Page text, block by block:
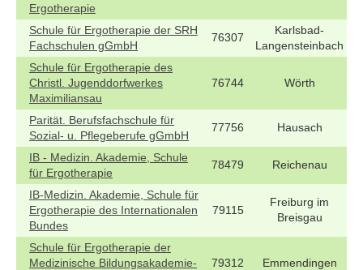
Ergotherapie
Schule für Ergotherapie der SRH
Fachschulen gGmbH
76307
Karlsbad-
Langensteinbach
Schule für Ergotherapie des
Christl. Jugenddorfwerkes
Maximiliansau
76744 Wörth
Parität. Berufsfachschule für
Sozial- u. Pflegeberufe gGmbH
77756 Hausach
IB - Medizin. Akademie, Schule
für Ergotherapie
78479 Reichenau
IB-Medizin. Akademie, Schule für
Ergotherapie des Internationalen
Bundes
79115
Freiburg im
Breisgau
Schule für Ergotherapie der
Medizinische Bildungsakademie-
79312 Emmendingen